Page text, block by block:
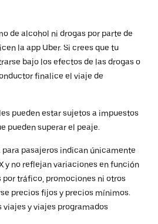
de alcohol ni drogas por parte de
la app Uber. Si crees que tu
bajo los efectos de las drogas o
finalice el viaje de
pueden estar sujetos a impuestos
pueden superar el peaje.
pasajeros indican únicamente
y no reflejan variaciones en función
tráfico, promociones ni otros
precios fijos y precios mínimos.
viajes y viajes programados